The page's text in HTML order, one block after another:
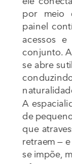
por meio
painel
acessos
conjunto.
se abre
A
de
que
retraem —
se impõe,